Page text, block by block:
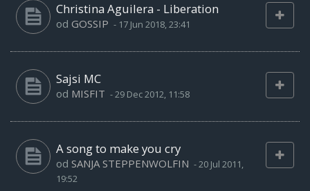
Christina Aguilera - Liberation
od GOSSIP - 17 Jun 2018, 23:41
Sajsi MC
od MISFIT -29 Dec 2012, 11:58
A song to make you cry
od SANJA STEPPENWOLFIN -20 Jul 2011,
19:52